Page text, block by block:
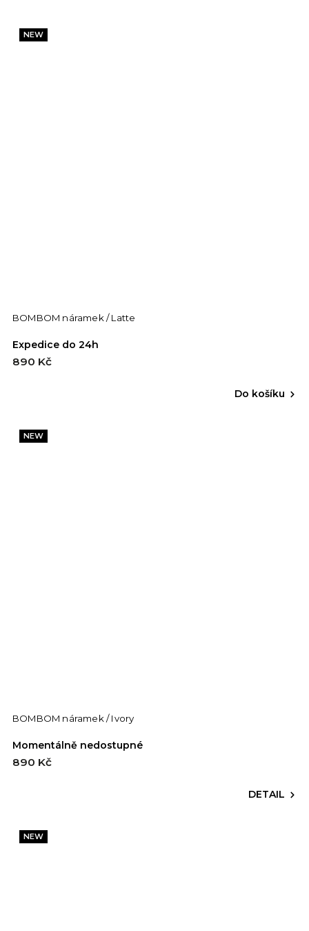
NEW
BOMBOM náramek / Latte
Expedice do 24h
890 Kč
Do košíku
NEW
BOMBOM náramek / Ivory
Momentálně nedostupné
890 Kč
DETAIL
NEW